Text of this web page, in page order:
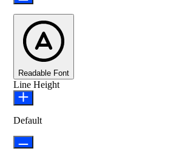
Readable Font
Line Height
Default